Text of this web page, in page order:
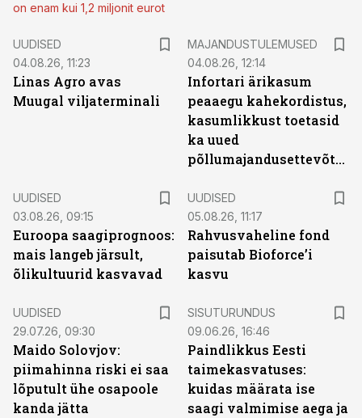
on enam kui 1,2 miljonit eurot
UUDISED
04.08.26, 11:23
Linas Agro avas
Muugal viljaterminali
MAJANDUSTULEMUSED
04.08.26, 12:14
Infortari ärikasum
peaaegu kahekordistus,
kasumlikkust toetasid
ka uued
põllumajandusettevõtted
UUDISED
03.08.26, 09:15
Euroopa saagiprognoos:
mais langeb järsult,
õlikultuurid kasvavad
UUDISED
05.08.26, 11:17
Rahvusvaheline fond
paisutab Bioforce’i
kasvu
UUDISED
29.07.26, 09:30
Maido Solovjov:
piimahinna riski ei saa
lõputult ühe osapoole
kanda jätta
SISUTURUNDUS
09.06.26, 16:46
Paindlikkus Eesti
taimekasvatuses:
kuidas määrata ise
saagi valmimise aega ja